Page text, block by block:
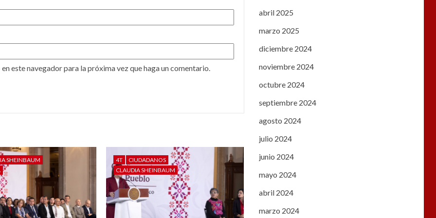
este navegador para la próxima vez que haga un comentario.
SHEINBAUM
4T
CIUDADANOS
CLAUDIA SHEINBAUM
abril 2025
marzo 2025
diciembre 2024
noviembre 2024
octubre 2024
septiembre 2024
agosto 2024
julio 2024
junio 2024
mayo 2024
abril 2024
marzo 2024